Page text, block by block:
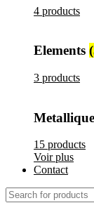
4 products
Elements
3 products
Metallique
15 products
Voir plus
Contact